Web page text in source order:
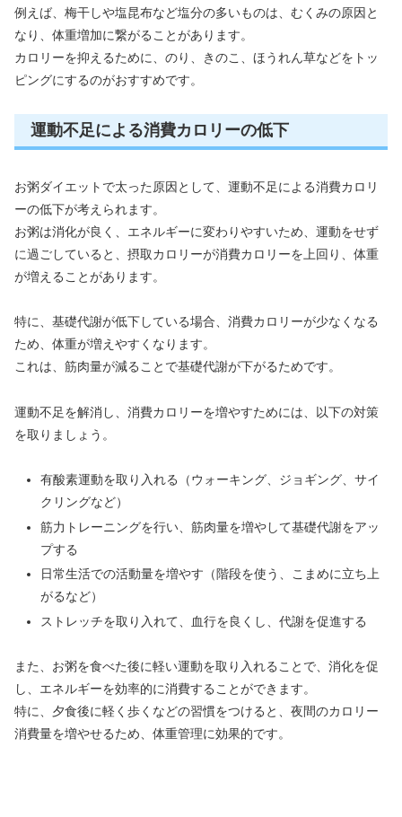
例えば、梅干しや塩昆布など塩分の多いものは、むくみの原因と
なり、体重増加に繋がることがあります。
カロリーを抑えるために、のり、きのこ、ほうれん草などをトッ
ピングにするのがおすすめです。
運動不足による消費カロリーの低下
お粥ダイエットで太った原因として、運動不足による消費カロリ
ーの低下が考えられます。
お粥は消化が良く、エネルギーに変わりやすいため、運動をせず
に過ごしていると、摂取カロリーが消費カロリーを上回り、体重
が増えることがあります。
特に、基礎代謝が低下している場合、消費カロリーが少なくなる
ため、体重が増えやすくなります。
これは、筋肉量が減ることで基礎代謝が下がるためです。
運動不足を解消し、消費カロリーを増やすためには、以下の対策
を取りましょう。
有酸素運動を取り入れる（ウォーキング、ジョギング、サイ
クリングなど）
筋力トレーニングを行い、筋肉量を増やして基礎代謝をアッ
プする
日常生活での活動量を増やす（階段を使う、こまめに立ち上
がるなど）
ストレッチを取り入れて、血行を良くし、代謝を促進する
また、お粥を食べた後に軽い運動を取り入れることで、消化を促
し、エネルギーを効率的に消費することができます。
特に、夕食後に軽く歩くなどの習慣をつけると、夜間のカロリー
消費量を増やせるため、体重管理に効果的です。